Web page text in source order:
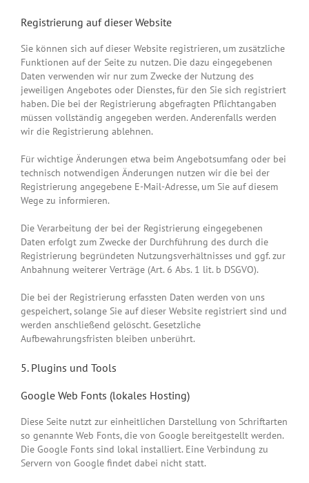
Registrierung auf dieser Website
Sie können sich auf dieser Website registrieren, um zusätzliche
Funktionen auf der Seite zu nutzen. Die dazu eingegebenen
Daten verwenden wir nur zum Zwecke der Nutzung des
jeweiligen Angebotes oder Dienstes, für den Sie sich registriert
haben. Die bei der Registrierung abgefragten Pflichtangaben
müssen vollständig angegeben werden. Anderenfalls werden
wir die Registrierung ablehnen.
Für wichtige Änderungen etwa beim Angebotsumfang oder bei
technisch notwendigen Änderungen nutzen wir die bei der
Registrierung angegebene E-Mail-Adresse, um Sie auf diesem
Wege zu informieren.
Die Verarbeitung der bei der Registrierung eingegebenen
Daten erfolgt zum Zwecke der Durchführung des durch die
Registrierung begründeten Nutzungsverhältnisses und ggf. zur
Anbahnung weiterer Verträge (Art. 6 Abs. 1 lit. b DSGVO).
Die bei der Registrierung erfassten Daten werden von uns
gespeichert, solange Sie auf dieser Website registriert sind und
werden anschließend gelöscht. Gesetzliche
Aufbewahrungsfristen bleiben unberührt.
5. Plugins und Tools
Google Web Fonts (lokales Hosting)
Diese Seite nutzt zur einheitlichen Darstellung von Schriftarten
so genannte Web Fonts, die von Google bereitgestellt werden.
Die Google Fonts sind lokal installiert. Eine Verbindung zu
Servern von Google findet dabei nicht statt.